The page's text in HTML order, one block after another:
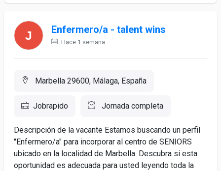
Enfermero/a - talent wins
Hace 1 semana
Marbella 29600, Málaga, España
Jobrapido Jornada completa
Descripción de la vacante Estamos buscando un perfil
"Enfermero/a" para incorporar al centro de SENIORS
ubicado en la localidad de Marbella. Descubra si esta
oportunidad es adecuada para usted leyendo toda la